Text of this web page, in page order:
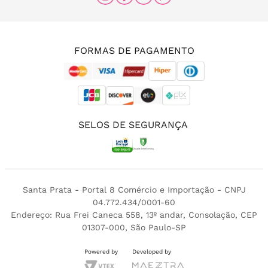
FORMAS DE PAGAMENTO
SELOS DE SEGURANÇA
Santa Prata - Portal 8 Comércio e Importação - CNPJ
04.772.434/0001-60
Endereço: Rua Frei Caneca 558, 13º andar, Consolação, CEP
01307-000, São Paulo-SP
Powered by Developed by